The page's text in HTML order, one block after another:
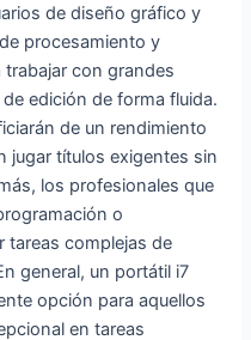
de diseño gráfico y
procesamiento y
con grandes
edición de forma fluida.
de un rendimiento
jugar títulos exigentes sin
los profesionales que
o
tareas complejas de
general, un portátil i7
opción para aquellos
en tareas